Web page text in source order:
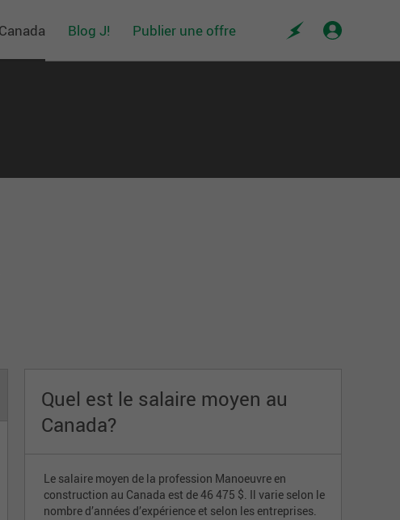
Blog J! Publier une offre
Quel est le salaire moyen au
Canada?
Le salaire moyen de la profession Manoeuvre en
construction au Canada est de 46 475 $. Il varie selon le
nombre d’années d’expérience et selon les entreprises.